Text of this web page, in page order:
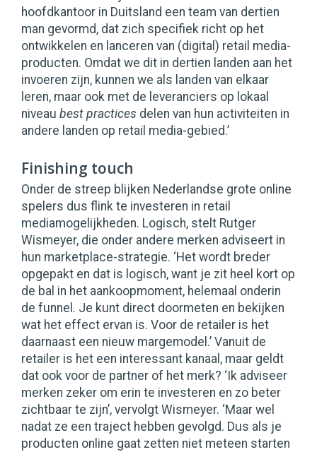
hoofdkantoor in Duitsland een team van dertien
man gevormd, dat zich specifiek richt op het
ontwikkelen en lanceren van (digital) retail media-
producten. Omdat we dit in dertien landen aan het
invoeren zijn, kunnen we als landen van elkaar
leren, maar ook met de leveranciers op lokaal
niveau best practices delen van hun activiteiten in
andere landen op retail media-gebied.’
Finishing touch
Onder de streep blijken Nederlandse grote online
spelers dus flink te investeren in retail
mediamogelijkheden. Logisch, stelt Rutger
Wismeyer, die onder andere merken adviseert in
hun marketplace-strategie. ‘Het wordt breder
opgepakt en dat is logisch, want je zit heel kort op
de bal in het aankoopmoment, helemaal onderin
de funnel. Je kunt direct doormeten en bekijken
wat het effect ervan is. Voor de retailer is het
daarnaast een nieuw margemodel.’ Vanuit de
retailer is het een interessant kanaal, maar geldt
dat ook voor de partner of het merk? ‘Ik adviseer
merken zeker om erin te investeren en zo beter
zichtbaar te zijn’, vervolgt Wismeyer. ‘Maar wel
nadat ze een traject hebben gevolgd. Dus als je
producten online gaat zetten niet meteen starten